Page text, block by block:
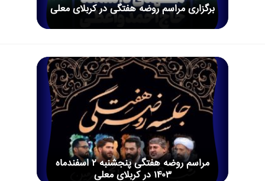
برگزاری مراسم روضه هفتگی در کربلای معلی
مراسم روضه هفتگی پنجشنبه ۲ اسفندماه
۱۴۰۳ در کربلای معلی